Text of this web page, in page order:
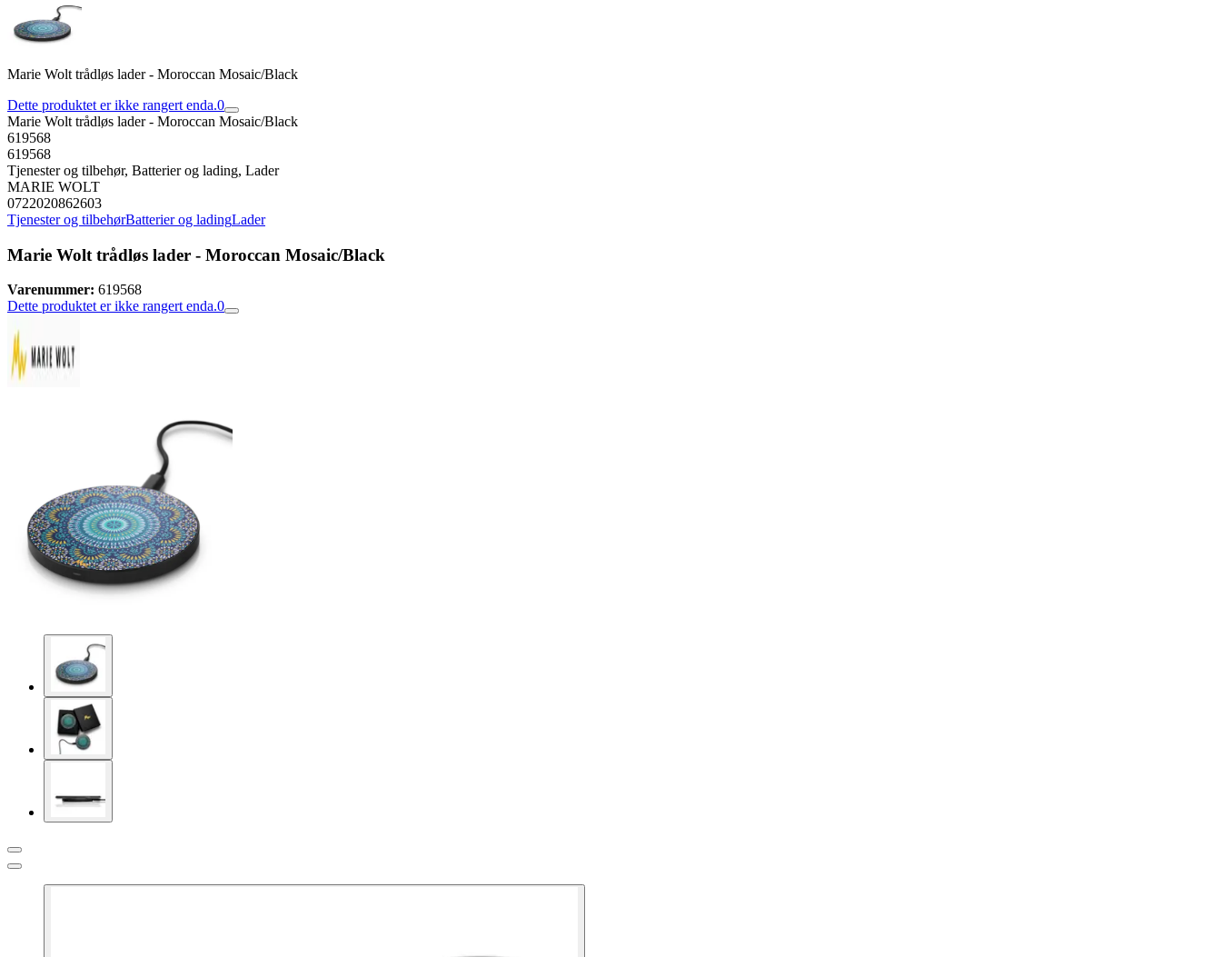
Marie Wolt trådløs lader - Moroccan Mosaic/Black
Dette produktet er ikke rangert enda.0
Marie Wolt trådløs lader - Moroccan Mosaic/Black
619568
619568
Tjenester og tilbehør, Batterier og lading, Lader
MARIE WOLT
0722020862603
Tjenester og tilbehørBatterier og ladingLader
Marie Wolt trådløs lader - Moroccan Mosaic/Black
Varenummer: 619568
Dette produktet er ikke rangert enda.0